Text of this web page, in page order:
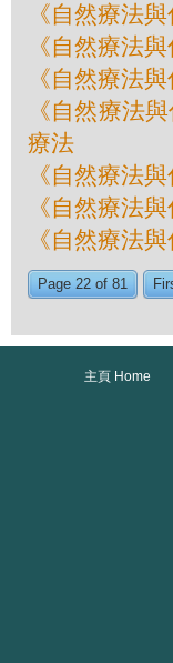
《自然療法
《自然療法
《自然療法
《自然療法
療法
《自然療法
《自然療法
《自然療法
Page 22 of 81
主頁 Home